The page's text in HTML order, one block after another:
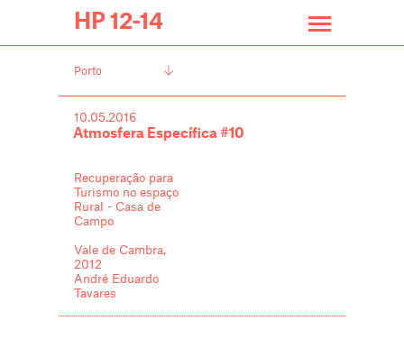
HP 12-14
Porto
10.05.2016
Atmosfera Específica #10
Recuperação para
Turismo no espaço
Rural - Casa de
Campo
Vale de Cambra,
2012
André Eduardo
Tavares